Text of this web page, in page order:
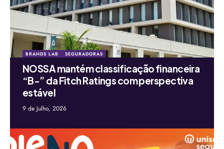
BRANDS LAB SEGURADORAS
NOSSA mantém classificação financeira
“B-” da Fitch Ratings com perspectiva
estável
9 de Julho, 2026